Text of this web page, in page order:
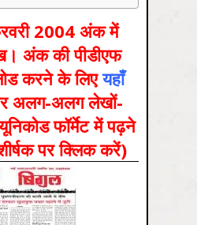
2004 अंक में
अंक की पीडीएफ
करने के लिएयहाँ
अलग-अलग लेखों-
फॉर्मेट में पढ़ने
पर क्लिक करें)